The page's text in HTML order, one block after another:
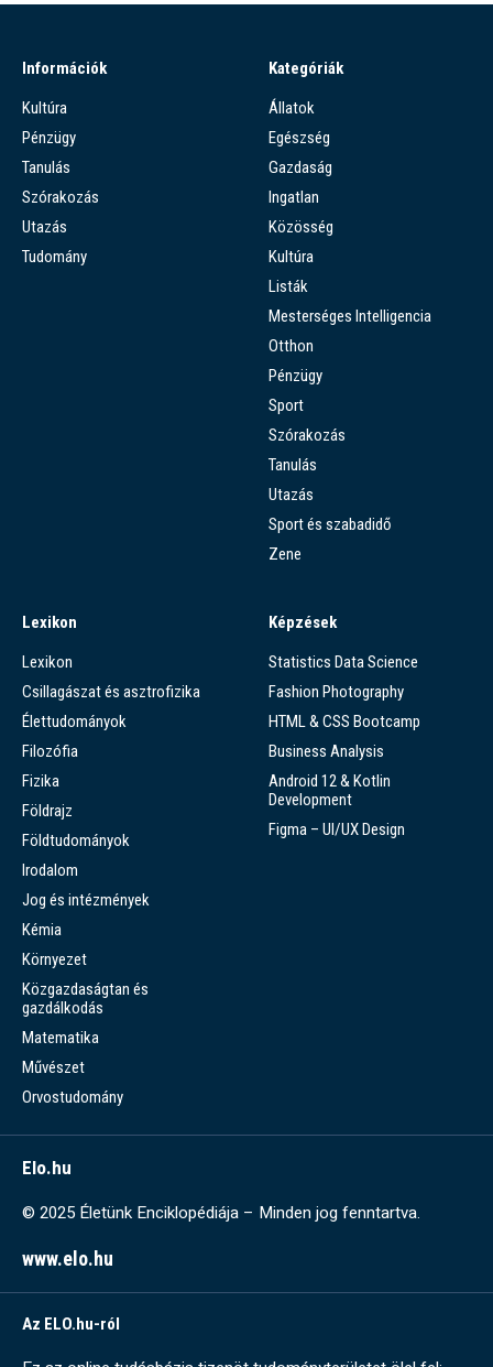
Információk
Kultúra
Pénzügy
Tanulás
Szórakozás
Utazás
Tudomány
Kategóriák
Állatok
Egészség
Gazdaság
Ingatlan
Közösség
Kultúra
Listák
Mesterséges Intelligencia
Otthon
Pénzügy
Sport
Szórakozás
Tanulás
Utazás
Sport és szabadidő
Zene
Lexikon
Lexikon
Csillagászat és asztrofizika
Élettudományok
Filozófia
Fizika
Földrajz
Földtudományok
Irodalom
Jog és intézmények
Kémia
Környezet
Közgazdaságtan és
gazdálkodás
Matematika
Művészet
Orvostudomány
Képzések
Statistics Data Science
Fashion Photography
HTML & CSS Bootcamp
Business Analysis
Android 12 & Kotlin
Development
Figma – UI/UX Design
Elo.hu
© 2025 Életünk Enciklopédiája – Minden jog fenntartva.
www.elo.hu
Az ELO.hu-ról